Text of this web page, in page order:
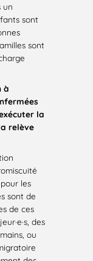
un
sont
sont
à
la
relève
les
sont de
de ces
des
ou